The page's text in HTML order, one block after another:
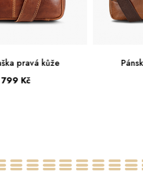
pravá kůže
Kč